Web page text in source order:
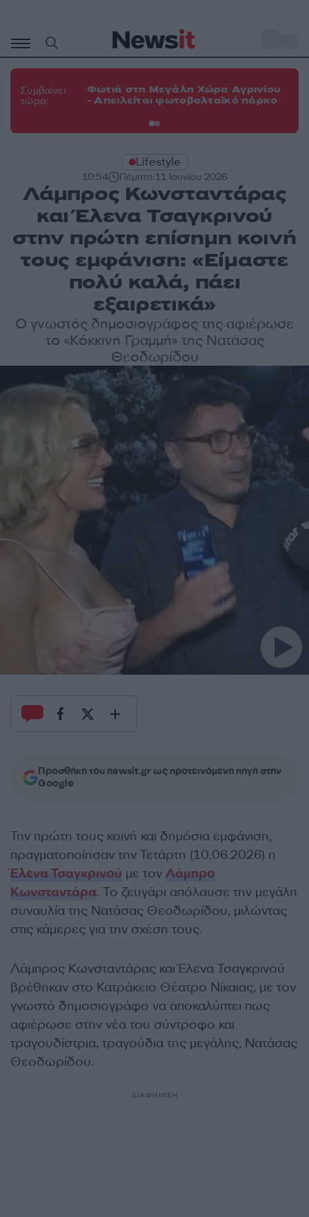
περιεχόμενο
Συμβαίνει
τώρα:
Φωτιά στη Μεγάλη Χώρα Αγρινίου
- Απειλείται φωτοβολταϊκό πάρκο
Lifestyle
10:54 Πέμπτη 11 Ιουνίου 2026
Λάμπρος Κωνσταντάρας
και Έλενα Τσαγκρινού
στην πρώτη επίσημη κοινή
τους εμφάνιση: «Είμαστε
πολύ καλά, πάει
εξαιρετικά»
Ο γνωστός δημοσιογράφος της αφιέρωσε
το «Κόκκινη Γραμμή» της Νατάσας
Θεοδωρίδου
Προσθήκη του newsit.gr ως προτεινόμενη πηγή στην
Google
Την πρώτη τους κοινή και δημόσια εμφάνιση,
πραγματοποίησαν την Τετάρτη (10.06.2026) η
Έλενα Τσαγκρινού με τον Λάμπρο
Κωνσταντάρα. Το ζευγάρι απόλαυσε την μεγάλη
συναυλία της Νατάσας Θεοδωρίδου, μιλώντας
στις κάμερες για την σχέση τους.
Λάμπρος Κωνσταντάρας και Έλενα Τσαγκρινού
βρέθηκαν στο Κατράκειο Θέατρο Νίκαιας, με τον
γνωστό δημοσιογράφο να αποκαλύπτει πως
αφιέρωσε στην νέα του σύντροφο και
τραγουδίστρια, τραγούδια της μεγάλης, Νατάσας
Θεοδωρίδου.
ΔΙΑΦΗΜΙΣΗ